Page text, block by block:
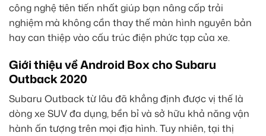
công nghệ tiên tiến nhất giúp bạn nâng cấp trải
nghiệm mà không cần thay thế màn hình nguyên bản
hay can thiệp vào cấu trúc điện phức tạp của xe.
Giới thiệu về Android Box cho Subaru
Outback 2020
Subaru Outback từ lâu đã khẳng định được vị thế là
dòng xe SUV đa dụng, bền bỉ và sở hữu khả năng vận
hành ấn tượng trên mọi địa hình. Tuy nhiên, tại thị